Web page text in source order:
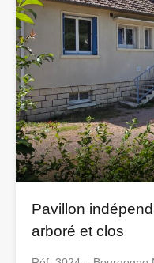
Pavillon
arboré et clos